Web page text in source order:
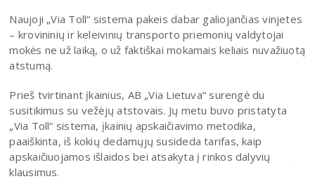
Naujoji „Via Toll“ sistema pakeis dabar galiojančias vinjetes
– krovininių ir keleivinių transporto priemonių valdytojai
mokės ne už laiką, o už faktiškai mokamais keliais nuvažiuotą
atstumą.
Prieš tvirtinant įkainius, AB „Via Lietuva“ surengė du
susitikimus su vežėjų atstovais. Jų metu buvo pristatyta
„Via Toll“ sistema, įkainių apskaičiavimo metodika,
paaiškinta, iš kokių dedamųjų susideda tarifas, kaip
apskaičiuojamos išlaidos bei atsakyta į rinkos dalyvių
klausimus.